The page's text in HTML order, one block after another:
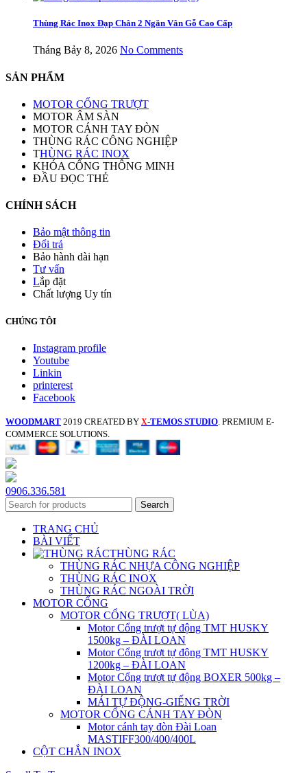
Thùng Rác Inox Đạp Chân 2 Ngăn Vân Gỗ Cao Cấp
Tháng Bảy 8, 2026 No Comments
SẢN PHẨM
MOTOR CỔNG TRƯỢT
MOTOR ÂM SÀN
MOTOR CÁNH TAY ĐÒN
THÙNG RÁC CÔNG NGHIỆP
THÙNG RÁC INOX
KHÓA CỔNG THÔNG MINH
ĐẦU ĐỌC THẺ
CHÍNH SÁCH
Bảo mật thông tin
Đổi trả
Bảo hành dài hạn
Tư vấn
Lắp đặt
Chất lượng Uy tín
CHÚNG TÔI
Instagram profile
Youtube
Linkin
printerest
Facebook
WOODMART 2019 CREATED BY X-TEMOS STUDIO . PREMIUM E-
COMMERCE SOLUTIONS.
0906.336.581
Search
TRANG CHỦ
BÀI VIẾT
THÙNG RÁC
THÙNG RÁC NHỰA CÔNG NGHIỆP
THÙNG RÁC INOX
THÙNG RÁC NGOÀI TRỜI
MOTOR CỔNG
MOTOR CỔNG TRƯỢT( LÙA)
Motor Cổng trượt tự động TMT HUSKY
1500kg – ĐÀI LOAN
Motor Cổng trượt tự động TMT HUSKY
1200kg – ĐÀI LOAN
Motor Cổng trượt tự động BOXER 500kg –
ĐÀI LOAN
MÁI TỰ ĐỘNG-GIẾNG TRỜI
MOTOR CỔNG CÁNH TAY ĐÒN
Motor cánh tay đòn Đài Loan
MASTIFF300/400/400L
CỘT CHẮN INOX